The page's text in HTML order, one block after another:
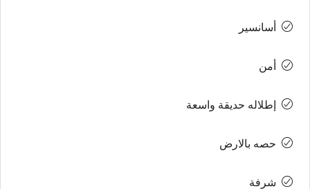
أسانسير
أمن
إطلاله حديقة واسعة
حصه بالارض
شرفة